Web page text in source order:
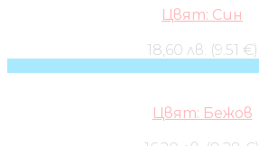
Цвят: Син
18,60 лв. (9.51 €)
Цвят: Бежов